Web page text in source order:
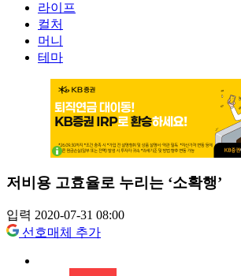
라이프
컬처
머니
테마
저비용 고효율로 누리는 ‘소확행’
입력 2020-07-31 08:00
선호매체 추가